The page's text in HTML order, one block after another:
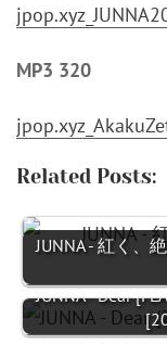
MP3 320
Related Posts:
JUNNA - 紅く、
JUNNA - Dear